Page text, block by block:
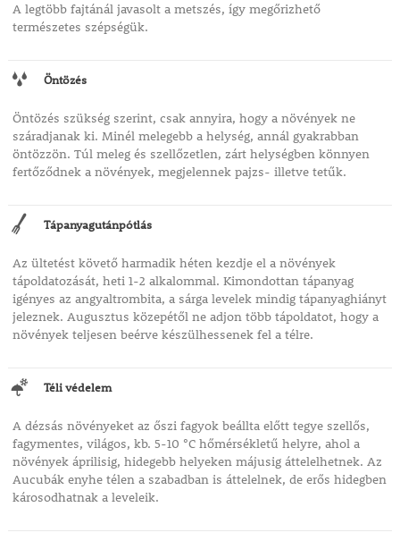
A legtöbb fajtánál javasolt a metszés, így megőrizhető
természetes szépségük.
Öntözés
Öntözés szükség szerint, csak annyira, hogy a növények ne
száradjanak ki. Minél melegebb a helység, annál gyakrabban
öntözzön. Túl meleg és szellőzetlen, zárt helységben könnyen
fertőződnek a növények, megjelennek pajzs- illetve tetűk.
Tápanyagutánpótlás
Az ültetést követő harmadik héten kezdje el a növények
tápoldatozását, heti 1-2 alkalommal. Kimondottan tápanyag
igényes az angyaltrombita, a sárga levelek mindig tápanyaghiányt
jeleznek. Augusztus közepétől ne adjon több tápoldatot, hogy a
növények teljesen beérve készülhessenek fel a télre.
Téli védelem
A dézsás növényeket az őszi fagyok beállta előtt tegye szellős,
fagymentes, világos, kb. 5-10 °C hőmérsékletű helyre, ahol a
növények áprilisig, hidegebb helyeken májusig áttelelhetnek. Az
Aucubák enyhe télen a szabadban is áttelelnek, de erős hidegben
károsodhatnak a leveleik.